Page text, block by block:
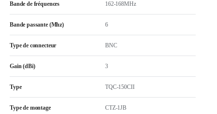
Bande de fréquences 162-168MHz
Bande passante (Mhz) 6
Type de connecteur BNC
Gain (dBi) 3
Type TQC-150CII
Type de montage CTZ-1JB